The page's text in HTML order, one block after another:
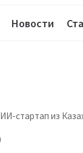
Новости
ИИ-стартап из